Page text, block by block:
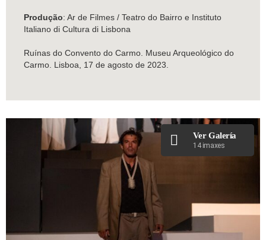
Produção: Ar de Filmes / Teatro do Bairro e Instituto
Italiano di Cultura di Lisbona
Ruínas do Convento do Carmo. Museu Arqueológico do
Carmo. Lisboa, 17 de agosto de 2023.
Ver Galería
14 imaxes